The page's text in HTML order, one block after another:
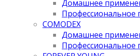
Домашнее
Профессиональное
COMODEX
Домашнее
Профессиональное